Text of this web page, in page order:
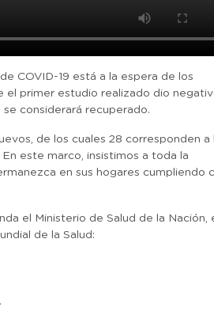
COVID-19 está a la espera de los
el primer estudio realizado dio
considerará recuperado.
de los cuales 28 corresponden a
este marco, insistimos a toda la
en sus hogares cumpliendo
el Ministerio de Salud de la Nación,
de la Salud: